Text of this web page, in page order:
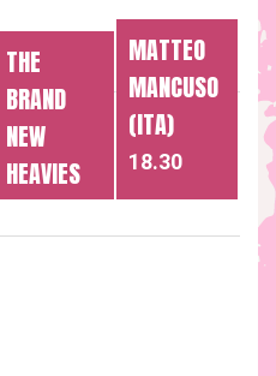
THE
BRAND
NEW
HEAVIES
(UK)
MATTEO
MANCUSO
(ITA)
18.30